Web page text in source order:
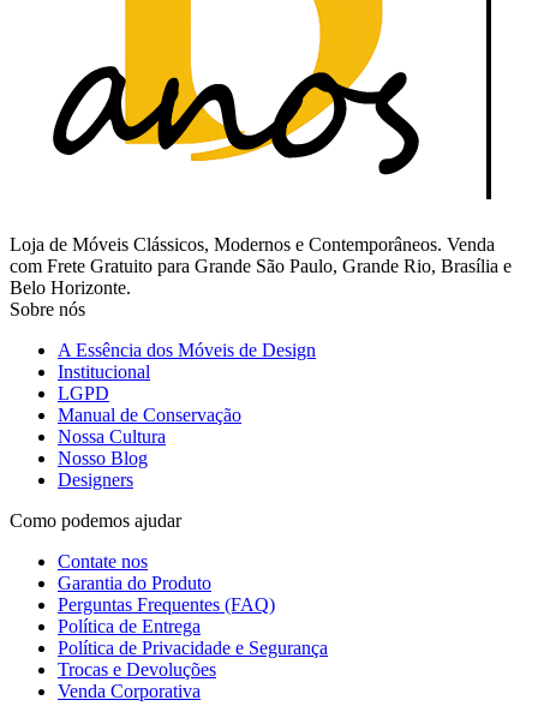
Loja de Móveis Clássicos, Modernos e Contemporâneos. Venda
com Frete Gratuito para Grande São Paulo, Grande Rio, Brasília e
Belo Horizonte.
Sobre nós
A Essência dos Móveis de Design
Institucional
LGPD
Manual de Conservação
Nossa Cultura
Nosso Blog
Designers
Como podemos ajudar
Contate nos
Garantia do Produto
Perguntas Frequentes (FAQ)
Política de Entrega
Política de Privacidade e Segurança
Trocas e Devoluções
Venda Corporativa